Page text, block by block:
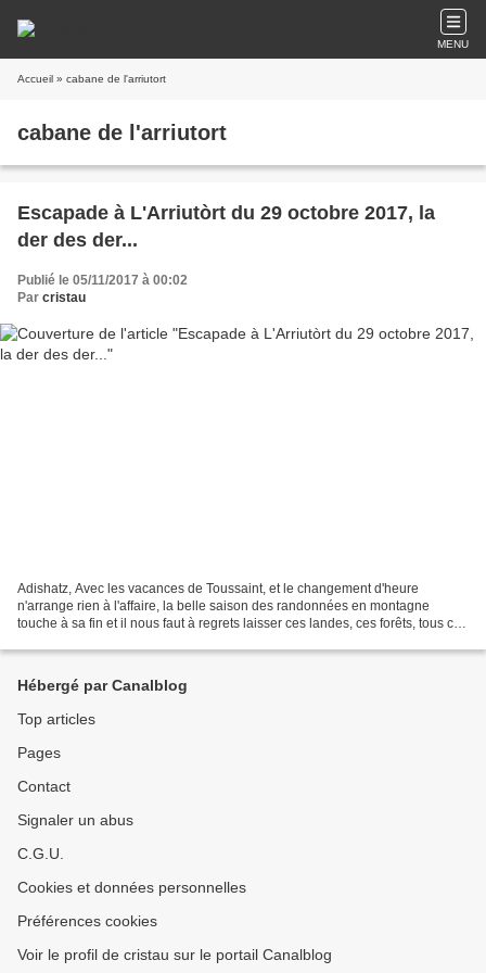
MENU
Accueil » cabane de l'arriutort
cabane de l'arriutort
Escapade à L'Arriutòrt du 29 octobre 2017, la
der des der...
Publié le 05/11/2017 à 00:02
Par cristau
Adishatz, Avec les vacances de Toussaint, et le changement d'heure
n'arrange rien à l'affaire, la belle saison des randonnées en montagne
touche à sa fin et il nous faut à regrets laisser ces landes, ces forêts, tous ces
Hébergé par Canalblog
Top articles
Pages
Contact
Signaler un abus
C.G.U.
Cookies et données personnelles
Préférences cookies
Voir le profil de cristau sur le portail Canalblog